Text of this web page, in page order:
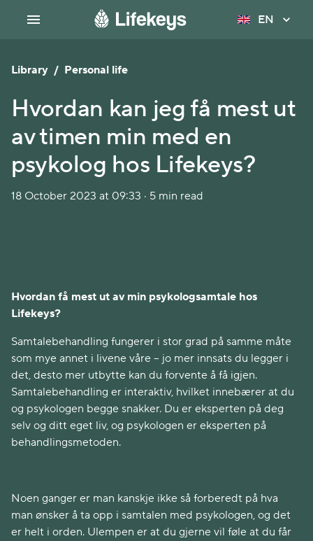
EN
Library / Personal life
Hvordan kan jeg få mest ut
av timen min med en
psykolog hos Lifekeys?
18 October 2023 at 09:33 · 5 min read
Hvordan få mest ut av min psykologsamtale hos
Lifekeys?
Samtalebehandling fungerer i stor grad på samme måte
som mye annet i livene våre – jo mer innsats du legger i
det, desto mer utbytte kan du forvente å få igjen.
Samtalebehandling er interaktiv, hvilket innebærer at du
og psykologen begge snakker. Du er eksperten på deg
selv og ditt eget liv, og psykologen er eksperten på
behandlingsmetoden.
Noen ganger er man kanskje ikke så forberedt på hva
man ønsker å ta opp i samtalen med psykologen, og det
er helt i orden. Ulempen er at du gjerne vil føle at du får